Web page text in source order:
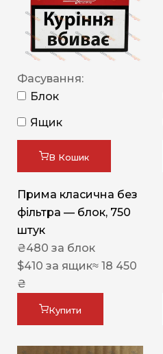
Фасування:
Блок
Ящик
В Кошик
Прима класична без
фільтра — блок, 750
штук
₴480 за блок
$410 за ящик≈ 18 450
₴
Купити